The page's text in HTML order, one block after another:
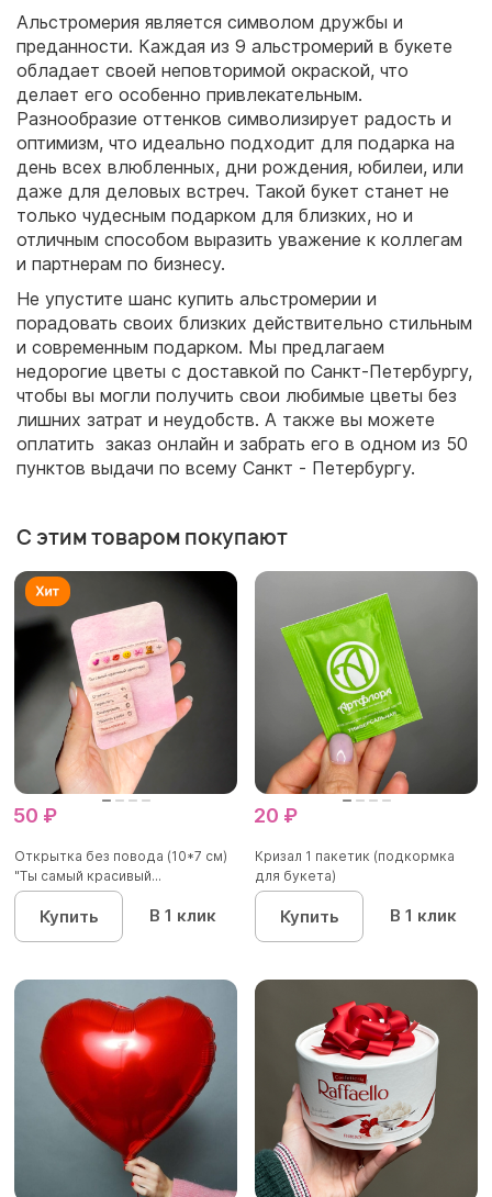
Альстромерия является символом дружбы и
преданности. Каждая из 9 альстромерий в букете
обладает своей неповторимой окраской, что
делает его особенно привлекательным.
Разнообразие оттенков символизирует радость и
оптимизм, что идеально подходит для подарка на
день всех влюбленных, дни рождения, юбилеи, или
даже для деловых встреч. Такой букет станет не
только чудесным подарком для близких, но и
отличным способом выразить уважение к коллегам
и партнерам по бизнесу.
Не упустите шанс купить альстромерии и
порадовать своих близких действительно стильным
и современным подарком. Мы предлагаем
недорогие цветы с доставкой по Санкт-Петербургу,
чтобы вы могли получить свои любимые цветы без
лишних затрат и неудобств. А также вы можете
оплатить заказ онлайн и забрать его в одном из 50
пунктов выдачи по всему Санкт - Петербургу.
С этим товаром покупают
50 ₽
Открытка без повода (10*7 см)
"Ты самый красивый...
Купить В 1 клик
20 ₽
Кризал 1 пакетик (подкормка
для букета)
Купить В 1 клик